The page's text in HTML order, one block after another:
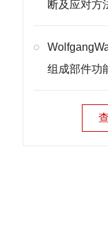
断及应对方
组成部件功